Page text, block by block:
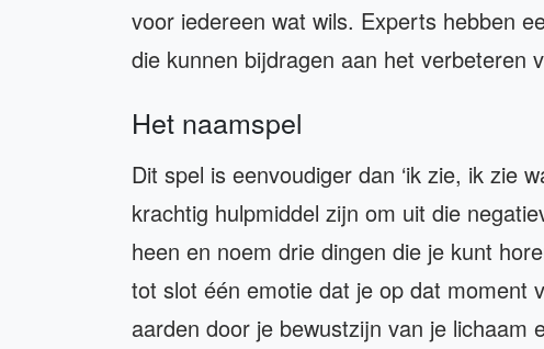
voor iedereen wat wils. Experts hebben
die kunnen bijdragen aan het verbeteren
Het naamspel
Dit spel is eenvoudiger dan ‘ik zie, ik zie
krachtig hulpmiddel zijn om uit die
heen en noem drie dingen die je kunt
tot slot één emotie dat je op dat moment
aarden door je bewustzijn van je lichaam